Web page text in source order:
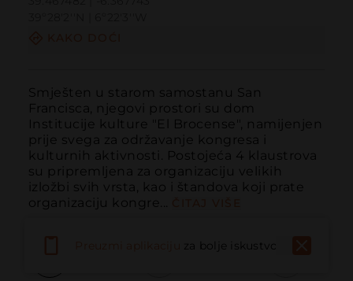
Smješten u starom samostanu San
Francisca, njegovi prostori su dom
Institucije kulture "El Brocense", namijenjen
prije svega za održavanje kongresa i
kulturnih aktivnosti. Postojeća 4 klaustrova
su pripremljena za organizaciju velikih
izložbi svih vrsta, kao i štandova koji prate
organizaciju kongre...
za bolje iskustvo